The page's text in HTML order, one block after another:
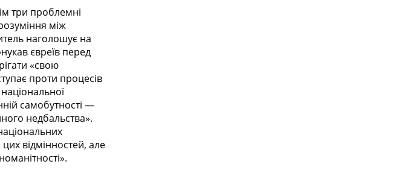
три проблемні
між
наголошує на
євреїв перед
«свою
проти процесів
самобутності —
недбальства».
відмінностей, але